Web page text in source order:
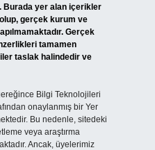
Burada yer alan içerikler
gerçek kurum ve
Gerçek
tamamen
taslak halindedir ve
Bilgi Teknolojileri
onaylanmış bir Yer
Bu nedenle, sitedeki
veya araştırma
Ancak, üyelerimiz